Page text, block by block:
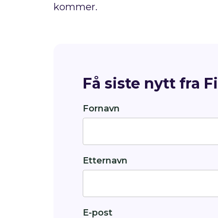
kommer.
Få siste nytt fra
Fornavn
Etternavn
E-post